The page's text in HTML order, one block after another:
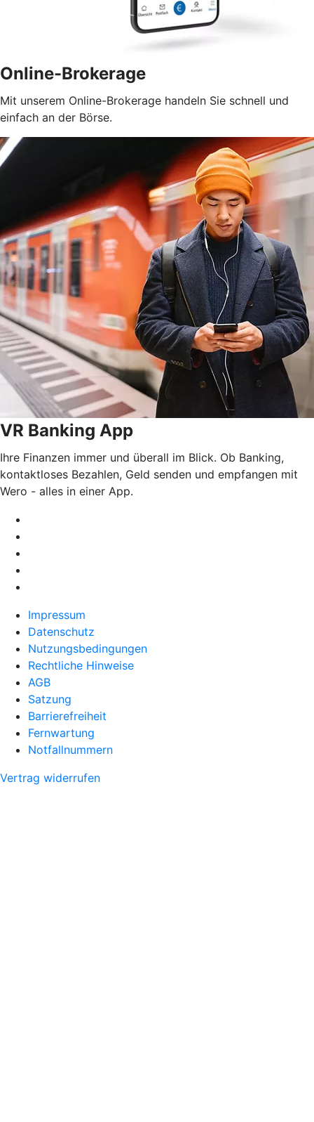
Online-Brokerage
Mit unserem Online-Brokerage handeln Sie schnell und
einfach an der Börse.
VR Banking App
Ihre Finanzen immer und überall im Blick. Ob Banking,
kontaktloses Bezahlen, Geld senden und empfangen mit
Wero - alles in einer App.
Impressum
Datenschutz
Nutzungsbedingungen
Rechtliche Hinweise
AGB
Satzung
Barrierefreiheit
Fernwartung
Notfallnummern
Vertrag widerrufen